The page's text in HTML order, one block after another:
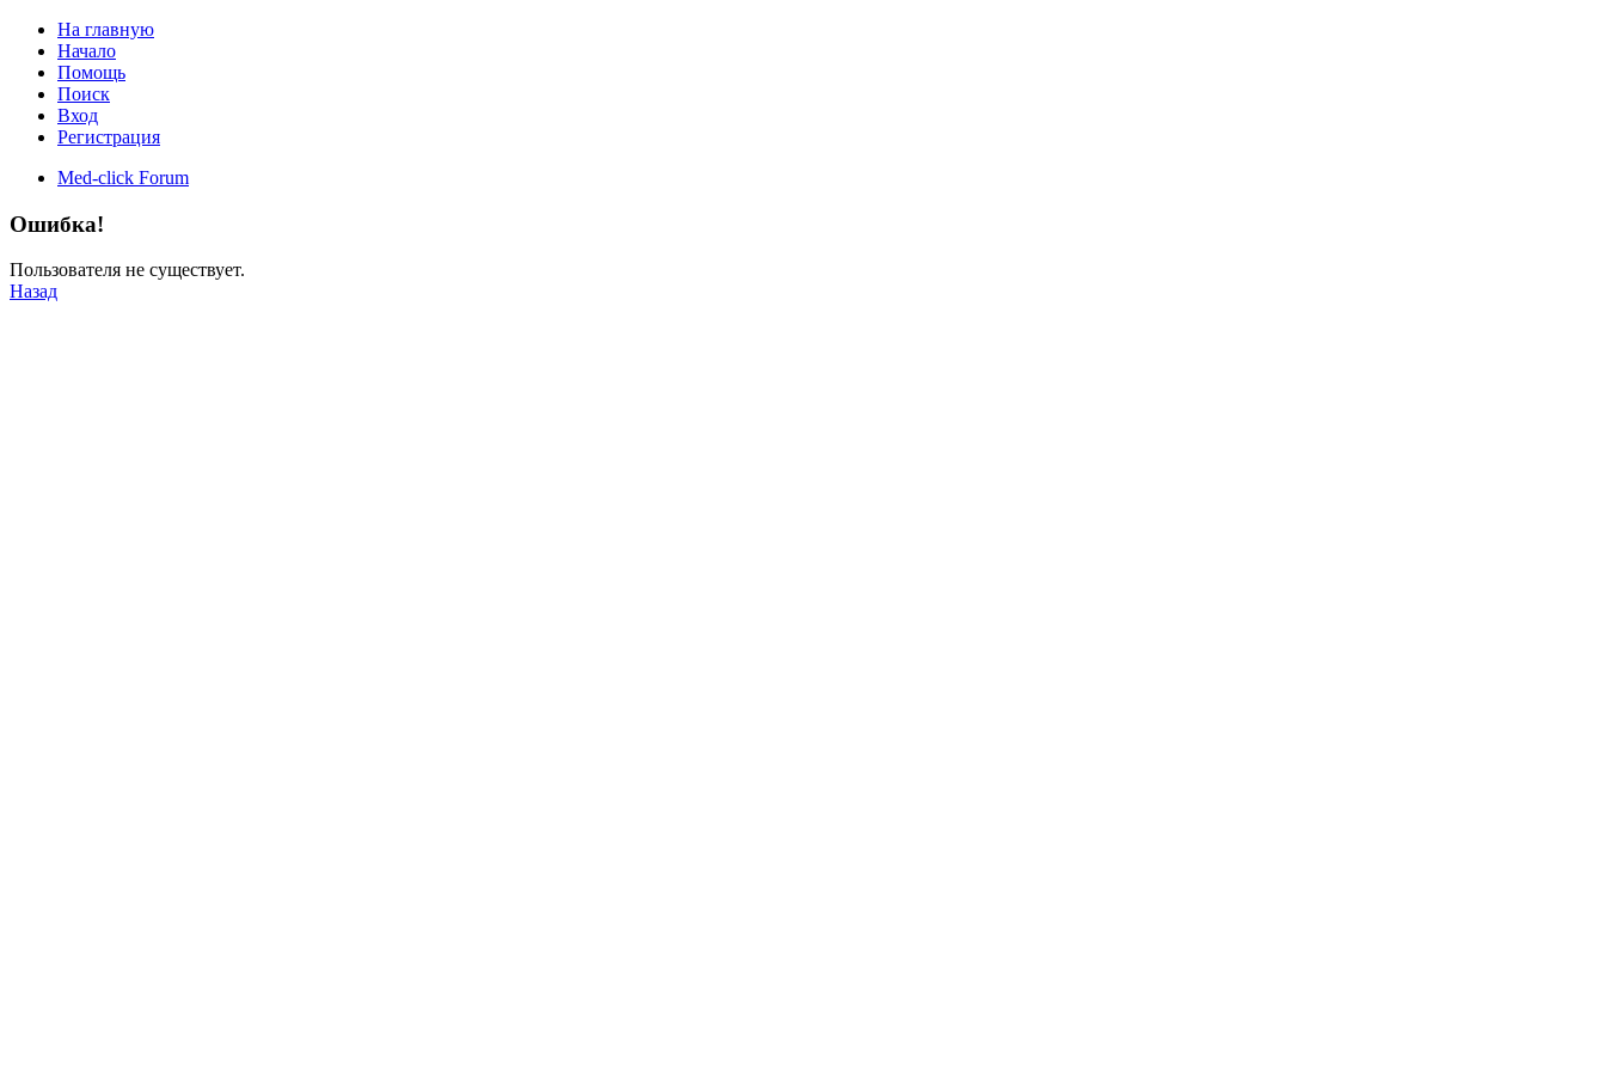
На главную
Начало
Помощь
Поиск
Вход
Регистрация
Med-click Forum
Ошибка!
Пользователя не существует.
Назад